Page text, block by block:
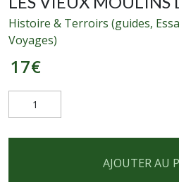
Histoire & Terroirs (guides,
Voyages)
17€
AJOUTER AU